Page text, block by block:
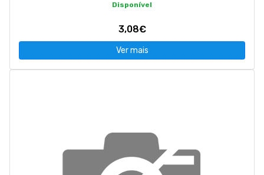
Disponível
3,08€
Ver mais